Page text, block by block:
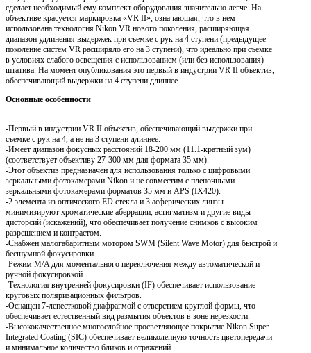
сделает необходимый ему комплект оборудования значительно легче. На
объективе красуется маркировка «VR II», означающая, что в нем
использована технология Nikon VR нового поколения, расширяющая
диапазон удлинения выдержек при съемке с рук на 4 ступени (предыдущее
поколение систем VR расширяло его на 3 ступени), что идеально при съемке
в условиях слабого освещения с использованием (или без использования)
штатива. На момент опубликования это первый в индустрии VR II объектив,
обеспечивающий выдержки на 4 ступени длиннее.
Основные особенности
-Первый в индустрии VR II объектив, обеспечивающий выдержки при
съемке с рук на 4, а не на 3 ступени длиннее.
-Имеет диапазон фокусных расстояний 18-200 мм (11.1-кратный зум)
(соответствует объективу 27-300 мм для формата 35 мм).
-Этот объектив предназначен для использования только с цифровыми
зеркальными фотокамерами Nikon и не совместим с пленочными
зеркальными фотокамерами форматов 35 мм и APS (IX420).
-2 элемента из оптического ED стекла и 3 асферических линзы
минимизируют хроматические аберрации, астигматизм и другие виды
дисторсий (искажений), что обеспечивает получение снимков с высоким
разрешением и контрастом.
-Снабжен малогабаритным мотором SWM (Silent Wave Motor) для быстрой и
бесшумной фокусировки.
-Режим M/A для моментального переключения между автоматической и
ручной фокусировкой.
-Технология внутренней фокусировки (IF) обеспечивает использование
круговых поляризационных фильтров.
-Оснащен 7-лепестковой диафрагмой с отверстием круглой формы, что
обеспечивает естественный вид размытия объектов в зоне нерезкости.
-Высококачественное многослойное просветляющее покрытие Nikon Super
Integrated Coating (SIC) обеспечивает великолепную точность цветопередачи
и минимальное количество бликов и отражений.